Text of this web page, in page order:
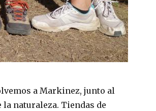
a Markinez, junto al
naturaleza. Tiendas de